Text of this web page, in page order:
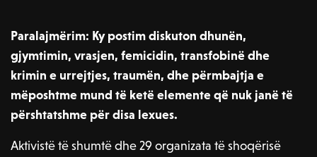
Paralajmërim: Ky postim diskuton dhunën,
gjymtimin, vrasjen, femicidin, transfobinë dhe
krimin e urrejtjes, traumën, dhe përmbajtja e
mëposhtme mund të ketë elemente që nuk janë të
përshtatshme për disa lexues.
Aktivistë të shumtë dhe 29 organizata të shoqërisë